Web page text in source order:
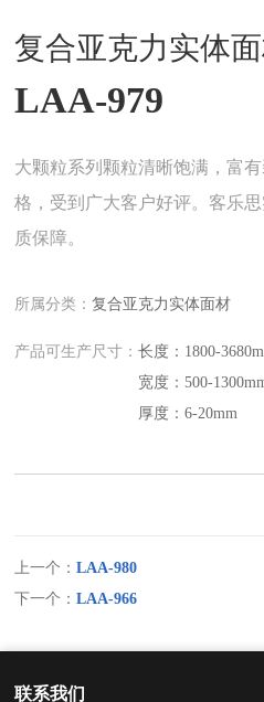
复合亚克力实体
LAA-979
大颗粒系列颗粒清晰饱满，富
格，受到广大客户好评。客乐
质保障。
所属分类：复合亚克力实体面材
产品可生产尺寸：长度：1800-
宽度：500-
厚度：6-20mm
上一个：LAA-980
下一个：LAA-966
联系我们